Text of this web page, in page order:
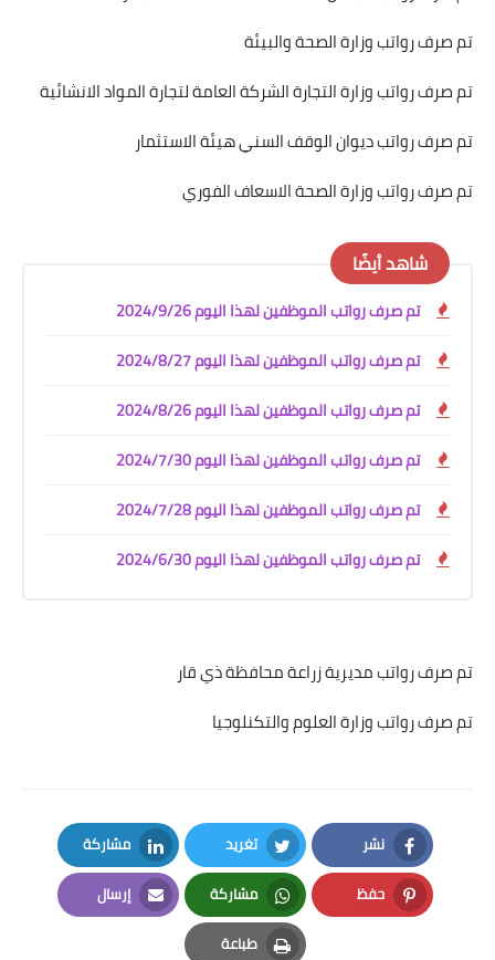
تم صرف رواتب وزارة الصحة والبيئة
تم صرف رواتب وزارة التجارة الشركة العامة لتجارة المواد الانشائية
تم صرف رواتب ديوان الوقف السني هيئة الاستثمار
تم صرف رواتب وزارة الصحة الاسعاف الفوري
شاهد أيضًا
تم صرف رواتب الموظفين لهذا اليوم 2024/9/26
تم صرف رواتب الموظفين لهذا اليوم 2024/8/27
تم صرف رواتب الموظفين لهذا اليوم 2024/8/26
تم صرف رواتب الموظفين لهذا اليوم 2024/7/30
تم صرف رواتب الموظفين لهذا اليوم 2024/7/28
تم صرف رواتب الموظفين لهذا اليوم 2024/6/30
تم صرف رواتب مديرية زراعة محافظة ذي قار
تم صرف رواتب وزارة العلوم والتكنلوجيا
نشر
Facebook
تغريد
Twitter
مشاركة
LinkedIn
حفظ
Pinterest
مشاركة
Whatsapp
إرسال
Email
طباعة